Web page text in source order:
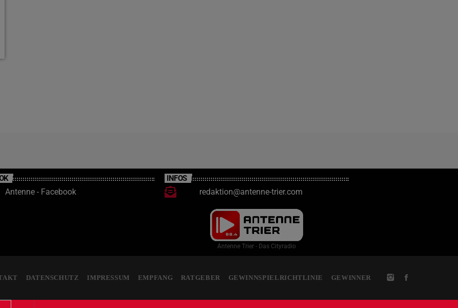
Antenne - Facebook
INFOS
redaktion@antenne-trier.com
Antenne Trier - Das Cityradio
DATENSCHUTZ IMPRESSUM EMPFANG RATGEBER GEWINNSPIELRICHTLINIE GEWINNER